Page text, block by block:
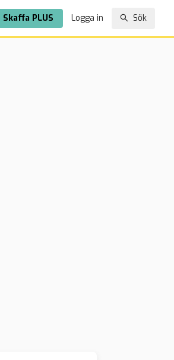
Skaffa PLUS Logga in Sök